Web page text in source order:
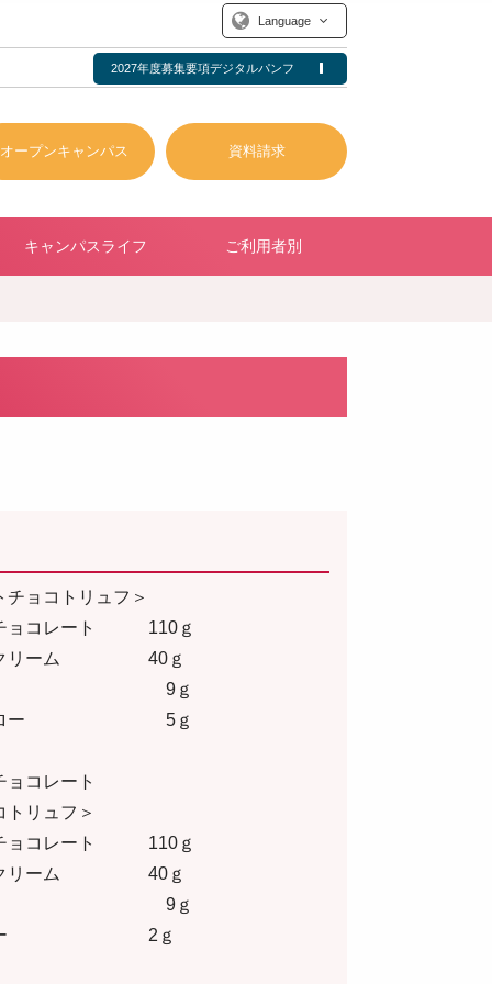
Language
2027年度募集要項デジタルパンフ
オープンキャンパス 資料請求
キャンパスライフ ご利用者別
チョコトリュフ＞
ョコレート 110ｇ
クリーム 40ｇ
ー 9ｇ
トロー 5ｇ
ョコレート
トリュフ＞
ョコレート 110ｇ
クリーム 40ｇ
ー 9ｇ
ダー 2ｇ